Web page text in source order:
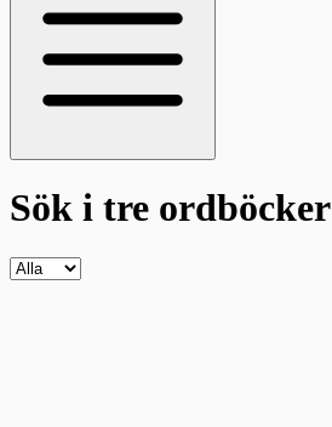
Sök i tre ordböcker